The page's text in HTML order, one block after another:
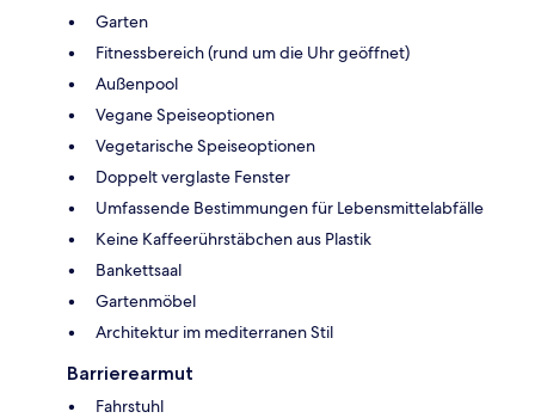
Garten
Fitnessbereich (rund um die Uhr geöffnet)
Außenpool
Vegane Speiseoptionen
Vegetarische Speiseoptionen
Doppelt verglaste Fenster
Umfassende Bestimmungen für Lebensmittelabfälle
Keine Kaffeerührstäbchen aus Plastik
Bankettsaal
Gartenmöbel
Architektur im mediterranen Stil
Barrierearmut
Fahrstuhl